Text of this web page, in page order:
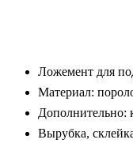
Ложемент для
Материал:
Дополнительно:
Вырубка,